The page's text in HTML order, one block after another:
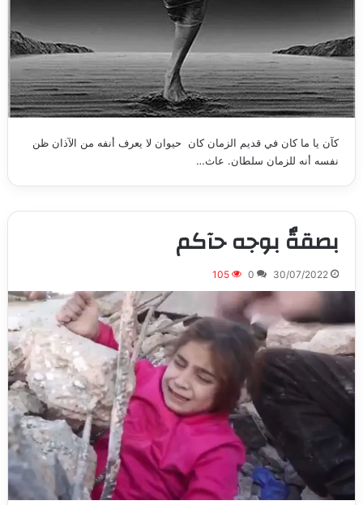
كآن يا ما كان في قديم الزمان كان حيوان لا يعرف أنفه من الآذان ظن
نفسه أنه للزمان سلطان. عاث…
بصقةٌ بوجه حآكم
30/07/2022
0
105